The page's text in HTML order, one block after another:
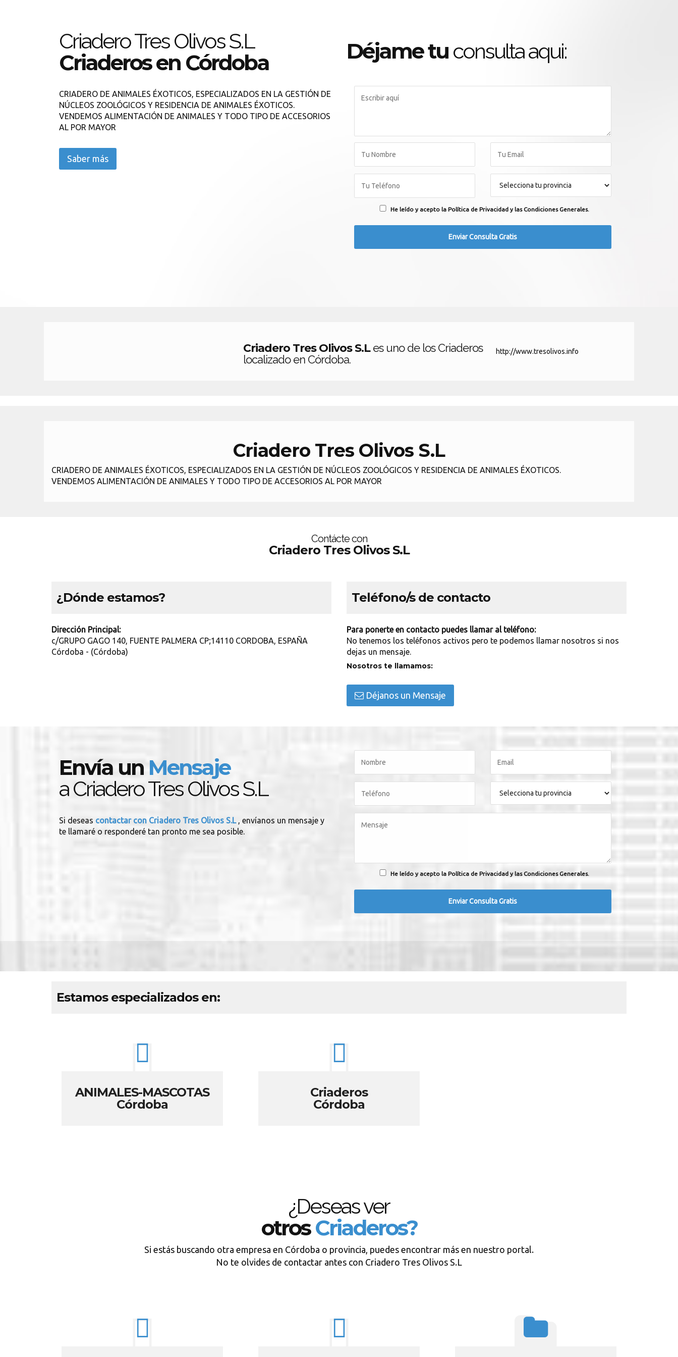
Criadero Tres Olivos S.L
Criaderos en Córdoba
CRIADERO DE ANIMALES ÉXOTICOS, ESPECIALIZADOS EN LA GESTIÓN DE
NÚCLEOS ZOOLÓGICOS Y RESIDENCIA DE ANIMALES ÉXOTICOS.
VENDEMOS ALIMENTACIÓN DE ANIMALES Y TODO TIPO DE ACCESORIOS
AL POR MAYOR
Saber más
Déjame tu consulta aqui:
He leído y acepto la Política de Privacidad y las Condiciones Generales.
Criadero Tres Olivos S.Les uno de los Criaderos
localizado en Córdoba.
http://www.tresolivos.info
Criadero Tres Olivos S.L
CRIADERO DE ANIMALES ÉXOTICOS, ESPECIALIZADOS EN LA GESTIÓN DE NÚCLEOS ZOOLÓGICOS Y RESIDENCIA DE ANIMALES ÉXOTICOS.
VENDEMOS ALIMENTACIÓN DE ANIMALES Y TODO TIPO DE ACCESORIOS AL POR MAYOR
Contácte con
Criadero Tres Olivos S.L
¿Dónde estamos?
Dirección Principal:
c/GRUPO GAGO 140, FUENTE PALMERA CP;14110 CORDOBA, ESPAÑA
Córdoba - (Córdoba)
Teléfono/s de contacto
Para ponerte en contacto puedes llamar al teléfono:
No tenemos los teléfonos activos pero te podemos llamar nosotros si nos
dejas un mensaje.
Nosotros te llamamos:
Déjanos un Mensaje
Envía un Mensaje
a Criadero Tres Olivos S.L
Si deseas contactar con Criadero Tres Olivos S.L , envíanos un mensaje y
te llamaré o responderé tan pronto me sea posible.
He leído y acepto la Política de Privacidad y las Condiciones Generales.
Estamos especializados en:
ANIMALES-MASCOTAS
Córdoba
Criaderos
Córdoba
¿Deseas ver
otrosCriaderos?
Si estás buscando otra empresa en Córdoba o provincia, puedes encontrar más en nuestro portal.
No te olvides de contactar antes con Criadero Tres Olivos S.L